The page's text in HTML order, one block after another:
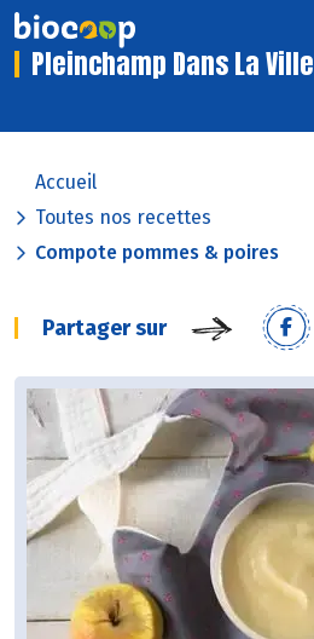
Pleinchamp Dans La Ville
Accueil
Toutes nos recettes
Compote pommes & poires
Partager sur